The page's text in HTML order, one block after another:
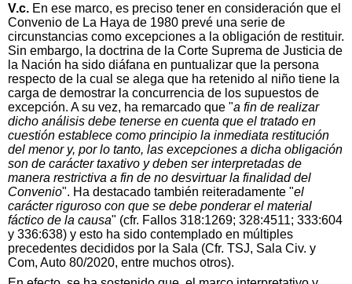
V.c. En ese marco, es preciso tener en consideración que el
Convenio de La Haya de 1980 prevé una serie de
circunstancias como excepciones a la obligación de restituir.
Sin embargo, la doctrina de la Corte Suprema de Justicia de
la Nación ha sido diáfana en puntualizar que la persona
respecto de la cual se alega que ha retenido al niño tiene la
carga de demostrar la concurrencia de los supuestos de
excepción. A su vez, ha remarcado que "a fin de realizar
dicho análisis debe tenerse en cuenta que el tratado en
cuestión establece como principio la inmediata restitución
del menor y, por lo tanto, las excepciones a dicha obligación
son de carácter taxativo y deben ser interpretadas de
manera restrictiva a fin de no desvirtuar la finalidad del
Convenio". Ha destacado también reiteradamente "el
carácter riguroso con que se debe ponderar el material
fáctico de la causa" (cfr. Fallos 318:1269; 328:4511; 333:604
y 336:638) y esto ha sido contemplado en múltiples
precedentes decididos por la Sala (Cfr. TSJ, Sala Civ. y
Com, Auto 80/2020, entre muchos otros).